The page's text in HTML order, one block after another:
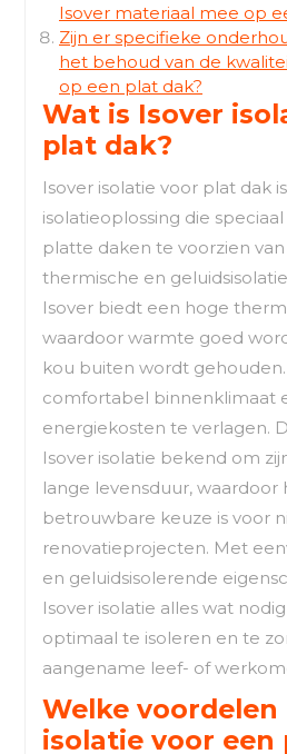
Isover materiaal mee op
Zijn er specifieke
het behoud van de
op een plat dak?
Wat is Isover
plat dak?
Isover isolatie voor plat dak
isolatieoplossing die
platte daken te voorzien
thermische en
Isover biedt een hoge
waardoor warmte goed
kou buiten wordt
comfortabel binnenklimaat
energiekosten te verlagen.
Isover isolatie bekend om
lange levensduur, waardoor
betrouwbare keuze is voor
renovatieprojecten. Met
en geluidsisolerende
Isover isolatie alles wat
optimaal te isoleren en te
aangename leef- of
Welke
isolatie voor een